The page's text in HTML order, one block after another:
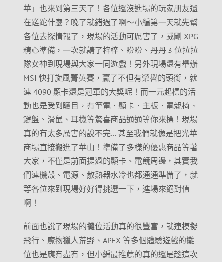
華」也來到第三天了！各位還沒進場的玩家朋友還
在蹉跎什麼？晚了就錯過了啊～小編第一天就先幫
各位去探情報了，現場的活動可厲害了，威剛 XPG
精心準備，一次就請了梓梓、盼盼、丹丹 3 位拉拉
隊女神到現場與大家一同遊戲！另外現場還有舉辦
MSI 快打旋風菁英賽，贏了不但有榮譽的頭銜，就
連 4090 顯卡還是冠軍的大獎呢！而一元起標的活
動也是受到矚目，有筆電、顯卡、主板、電競椅、
鍵盤、滑鼠、耳機等驚喜商品通通等你來標！現場
真的有太多厲害的說不完… 甚至我們就像是把光華
商場直接搬進了華山！準備了多樣的優惠商品等著
大家，不僅是前面提過的顯卡、電競周邊，其實我
們連機殼、電源、散熱器水冷也都通通準備了，就
等各位來到現場好好得挑選一下，進場來絕對值
啊！
前面也說了現場的攤位活動真的很豐富，就連模擬
飛行、魔物獵人荒野、APEX 等多個體驗遊戲的攤
位也是應有盡有，但小編最推薦的真的還是趁這次